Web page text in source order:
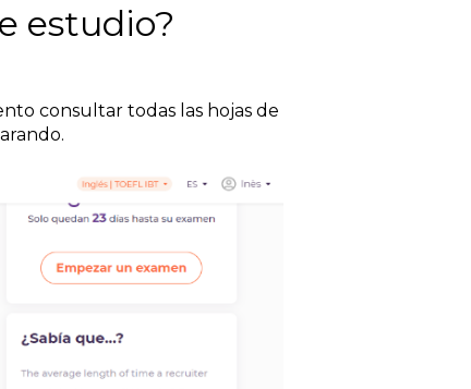
estudio?
consultar todas las hojas de